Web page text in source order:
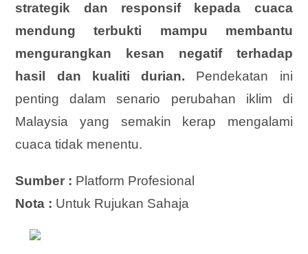
strategik dan responsif kepada cuaca
mendung terbukti mampu membantu
mengurangkan kesan negatif terhadap
hasil dan kualiti durian. Pendekatan ini
penting dalam senario perubahan iklim di
Malaysia yang semakin kerap mengalami
cuaca tidak menentu.
Sumber : Platform Profesional
Nota : Untuk Rujukan Sahaja